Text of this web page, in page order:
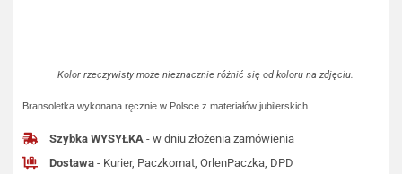
Kolor rzeczywisty może nieznacznie różnić się od koloru na zdjęciu.
Bransoletka wykonana ręcznie w Polsce z materiałów jubilerskich.
Szybka WYSYŁKA - w dniu złożenia zamówienia
Dostawa - Kurier, Paczkomat, OrlenPaczka, DPD